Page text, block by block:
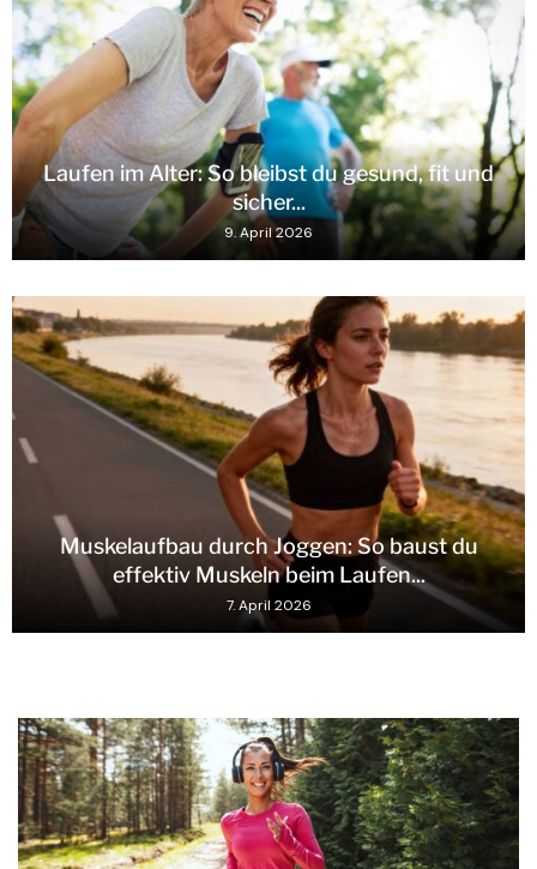
Laufen im Alter: So bleibst du gesund, fit und
sicher...
9. April 2026
Muskelaufbau durch Joggen: So baust du
effektiv Muskeln beim Laufen...
7. April 2026